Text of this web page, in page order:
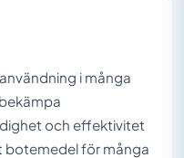
i många
och effektivitet
botemedel för många